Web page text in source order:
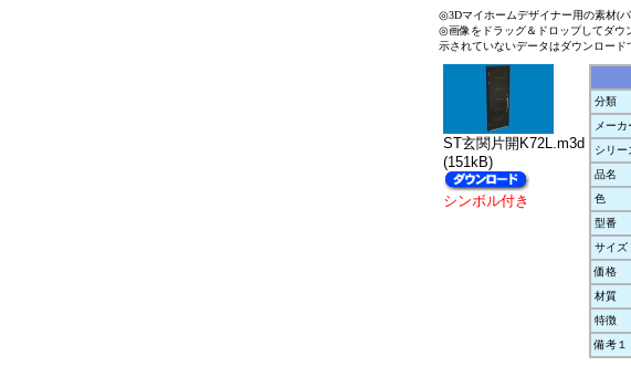
◎3Dマイホームデザイナー用の素材(
◎画像をドラッグ＆ドロップしてダウ
示されていないデータはダウンロード
ST玄関片開K72L.m3d
(151kB)
シンボル付き
分類
メーカ
シリー
品名
色
型番
サイズ
価格
材質
特徴
備考１